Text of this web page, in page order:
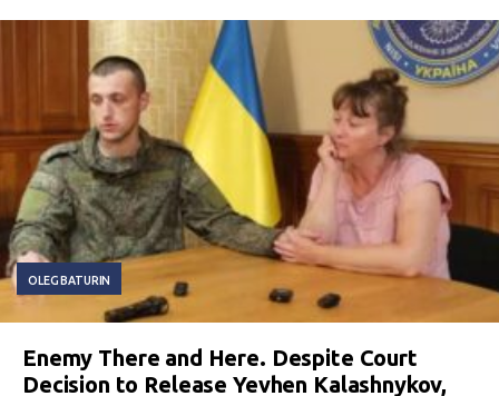
OLEG BATURIN
Enemy There and Here. Despite Court
Decision to Release Yevhen Kalashnykov,